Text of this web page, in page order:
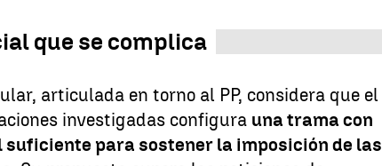
que se complica
articulada en torno al PP, considera que el
investigadas configura una trama con
para sostener la imposición de las